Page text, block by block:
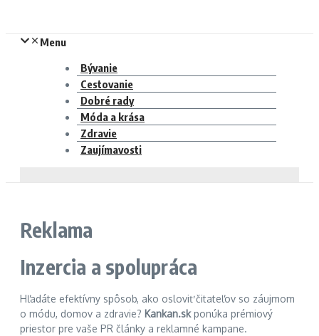
Menu
Bývanie
Cestovanie
Dobré rady
Móda a krása
Zdravie
Zaujímavosti
Reklama
Inzercia a spolupráca
Hľadáte efektívny spôsob, ako osloviť čitateľov so záujmom
o módu, domov a zdravie? Kankan.skponúka prémiový
priestor pre vaše PR články a reklamné kampane.